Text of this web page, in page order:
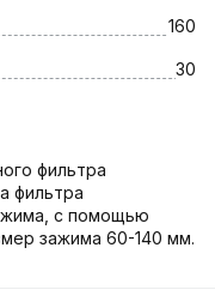
160
30
фильтра
фильтра
с помощью
зажима 60-140 мм.